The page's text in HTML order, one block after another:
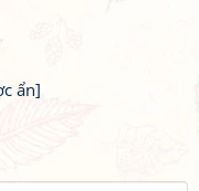
ẩn]